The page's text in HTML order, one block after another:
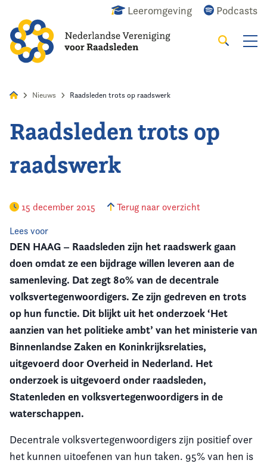
Leeromgeving Podcasts
Zoeken
Home
Agenda
Opleiding
Kennis & Informatie
Vereniging
Nieuws Raadsleden trots op raadswerk
Raadsleden trots op
raadswerk
15 december 2015 Terug naar overzicht
Lees voor
DEN HAAG – Raadsleden zijn het raadswerk gaan
doen omdat ze een bijdrage willen leveren aan de
samenleving. Dat zegt 80% van de decentrale
volksvertegenwoordigers. Ze zijn gedreven en trots
op hun functie. Dit blijkt uit het onderzoek ‘Het
aanzien van het politieke ambt’ van het ministerie van
Binnenlandse Zaken en Koninkrijksrelaties,
uitgevoerd door Overheid in Nederland. Het
onderzoek is uitgevoerd onder raadsleden,
Statenleden en volksvertegenwoordigers in de
waterschappen.
Decentrale volksvertegenwoordigers zijn positief over
het kunnen uitoefenen van hun taken. 95% van hen is